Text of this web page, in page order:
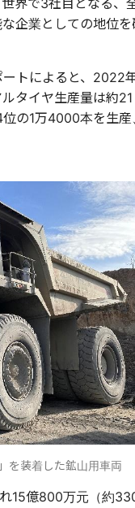
企業としての地位を
トによると、2022
タイヤ生産量は約21
の1万4000本を生産
を装着した鉱山用車両
15億800万元（約